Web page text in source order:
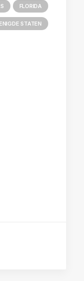
FLORIDA
STATEN